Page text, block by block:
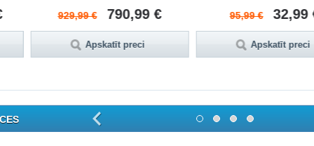
€ 619,99 € 386,99 €
Apskatīt preci
51,99 €